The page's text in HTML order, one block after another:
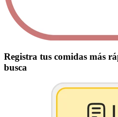
Registra tus comidas más
busca